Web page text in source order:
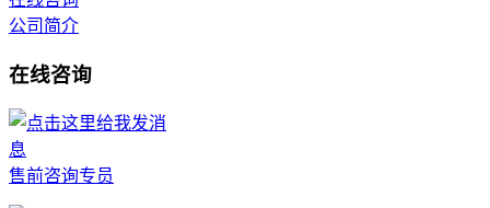
公司简介
在线咨询
售前咨询专员